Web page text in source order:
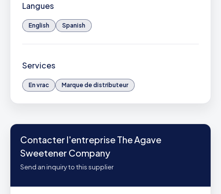
Langues
English Spanish
Services
En vrac Marque de distributeur
Contacter l'entreprise The Agave
Sweetener Company
Send an inquiry to this supplier